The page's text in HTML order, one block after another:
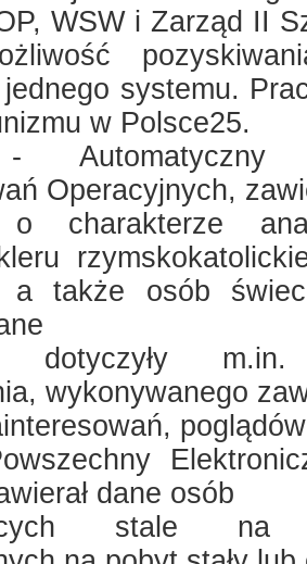
WSW i Zarząd II
systemu.
w Polsce25.
Automatyczny
Operacyjnych,
charakterze
a także osób
dotyczyły
wykonywanego
dane osób
stale na